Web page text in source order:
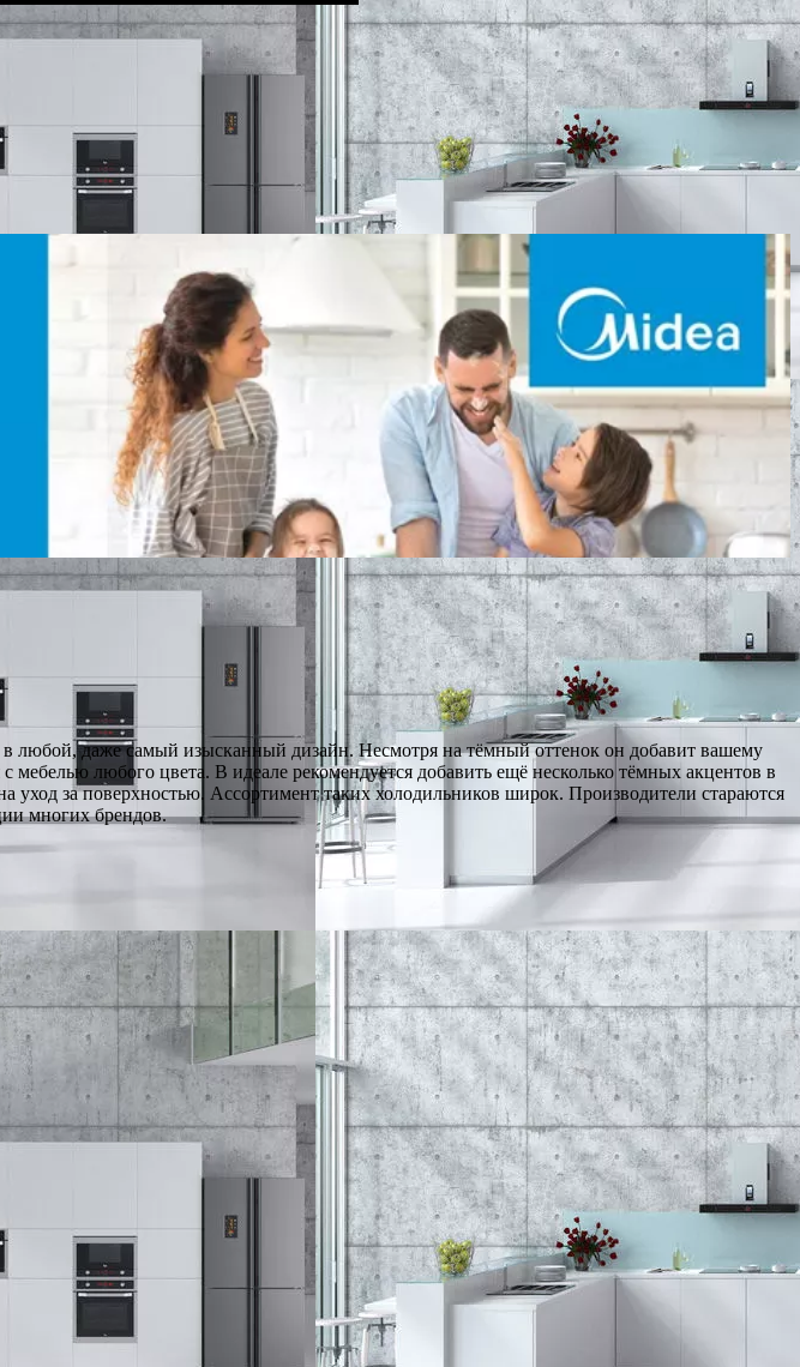
даже самый изысканный дизайн. Несмотря на тёмный оттенок он добавит вашему
любого цвета. В идеале рекомендуется добавить ещё несколько тёмных акцентов в
уход за поверхностью. Ассортимент таких холодильников широк. Производители стараются
многих брендов.